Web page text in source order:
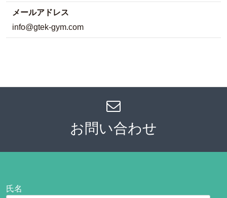
メールアドレス
info@gtek-gym.com
お問い合わせ
氏名